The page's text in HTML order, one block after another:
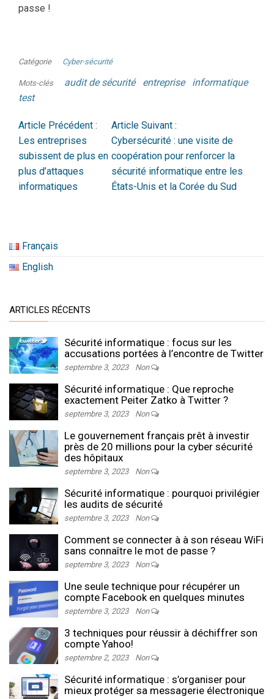
passe !
Catégorie Cyber-sécurité
Mots-clés audit de sécurité entreprise
informatique
test
Article Précédent :
Les entreprises
subissent de plus en
plus d’attaques
informatiques
Article Suivant :
Cybersécurité : une visite de
coopération pour renforcer la
sécurité informatique entre les
États-Unis et la Corée du Sud
Français
English
ARTICLES RÉCENTS
Sécurité informatique : focus sur les
accusations portées à l’encontre de Twitter
septembre 3, 2023 Non
Sécurité informatique : Que reproche
exactement Peiter Zatko à Twitter ?
septembre 3, 2023 Non
Le gouvernement français prêt à investir
près de 20 millions pour la cyber sécurité
des hôpitaux
septembre 3, 2023 Non
Sécurité informatique : pourquoi privilégier
les audits de sécurité
septembre 3, 2023 Non
Comment se connecter à à son réseau WiFi
sans connaître le mot de passe ?
septembre 3, 2023 Non
Une seule technique pour récupérer un
compte Facebook en quelques minutes
septembre 3, 2023 Non
3 techniques pour réussir à déchiffrer son
compte Yahoo!
septembre 2, 2023 Non
Sécurité informatique : s’organiser pour
mieux protéger sa messagerie électronique